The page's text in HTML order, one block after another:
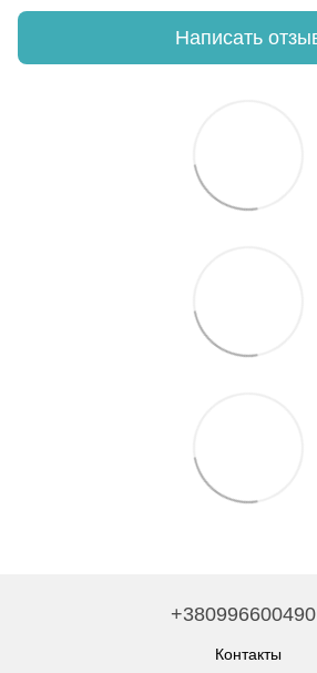
Написать
+380996600490
Контакты